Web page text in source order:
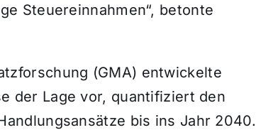
Steuereinnahmen“, betonte
(GMA) entwickelte
der Lage vor, quantifiziert den
bis ins Jahr 2040.